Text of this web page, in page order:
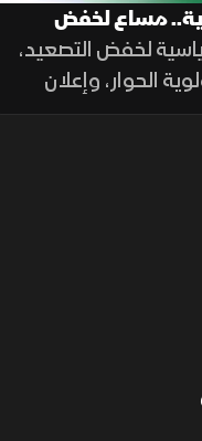
مساع لخفض
لخفض التصعيد،
الحوار، وإعلان
على إيران،